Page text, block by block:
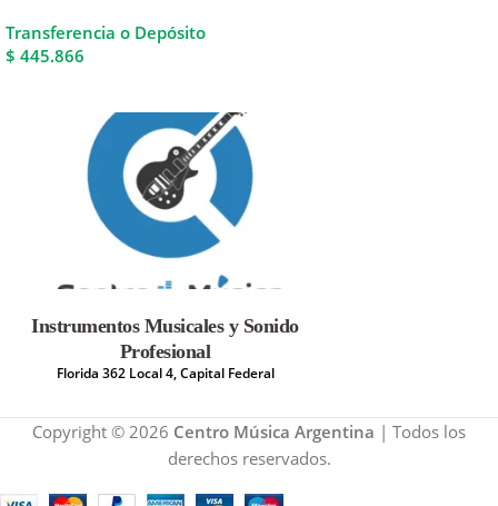
Transferencia o Depósito
$ 445.866
Instrumentos Musicales y Sonido
Profesional
Florida 362 Local 4, Capital Federal
Copyright © 2026 Centro Música Argentina | Todos los
derechos reservados.